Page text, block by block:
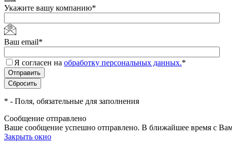
Укажите вашу компанию*
Ваш email*
Я согласен на обработку персональных данных.*
* - Поля, обязательные для заполнения
Сообщение отправлено
Ваше сообщение успешно отправлено. В ближайшее время с
Закрыть окно